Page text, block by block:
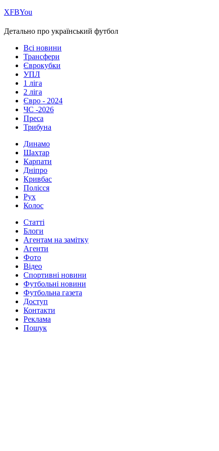
ХFBYou
Детально про український футбол
Всі новини
Трансфери
Єврокубки
УПЛ
1 ліга
2 ліга
Євро - 2024
ЧС -2026
Преса
Трибуна
Динамо
Шахтар
Карпати
Дніпро
Кривбас
Полісся
Рух
Колос
Статті
Блоги
Агентам на замітку
Агенти
Фото
Відео
Спортивні новини
Футбольні новини
Футбольна газета
Доступ
Контакти
Реклама
Пошук